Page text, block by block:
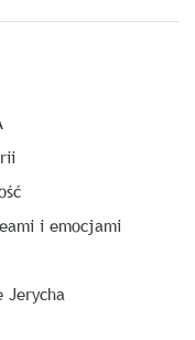
i emocjami
Jerycha